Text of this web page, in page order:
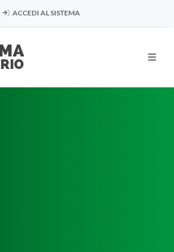
ACCEDI AL SISTEMA